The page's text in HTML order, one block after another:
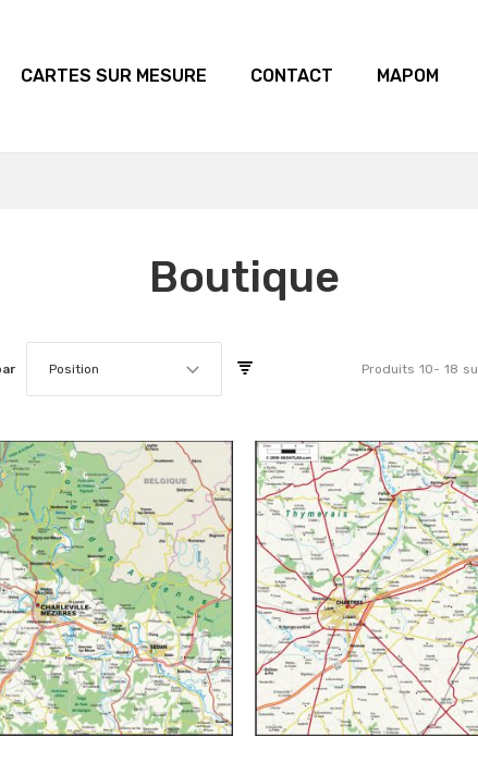
CARTES SUR MESURE CONTACT MAPOM
Boutique
Position Produits 10- 18